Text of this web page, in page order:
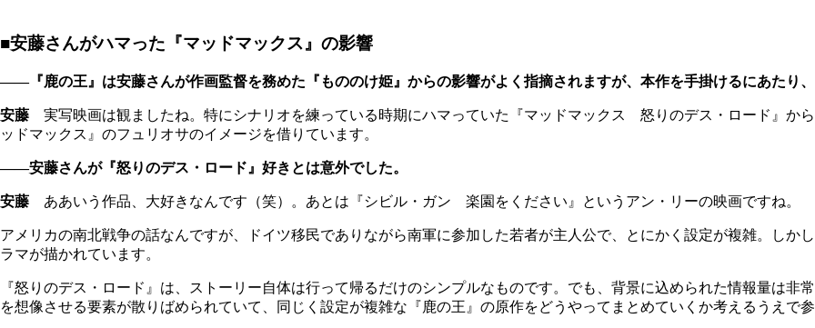
■安藤さんがハマった『マッドマックス』の影響
――『鹿の王』は安藤さんが作画監督を務めた『もののけ姫』からの影響がよく指摘されますが、本作を手掛けるにあたり
安藤 実写映画は観ましたね。特にシナリオを練っている時期にハマっていた『マッドマックス 怒りのデス・ロード』か
ッドマックス』のフュリオサのイメージを借りています。
――安藤さんが『怒りのデス・ロード』好きとは意外でした。
安藤 ああいう作品、大好きなんです（笑）。あとは『シビル・ガン 楽園をください』というアン・リーの映画ですね。
アメリカの南北戦争の話なんですが、ドイツ移民でありながら南軍に参加した若者が主人公で、とにかく設定が複雑。しか
ラマが描かれています。
『怒りのデス・ロード』は、ストーリー自体は行って帰るだけのシンプルなものです。でも、背景に込められた情報量は
を想像させる要素が散りばめられていて、同じく設定が複雑な『鹿の王』の原作をどうやってまとめていくか考えるうえで